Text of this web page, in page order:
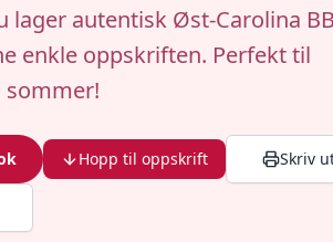
lager autentisk Øst-Carolina
enkle oppskriften. Perfekt til
Hopp til oppskrift Skriv